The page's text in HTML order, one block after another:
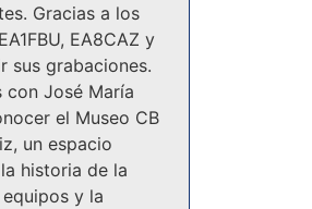
Gracias a los
EA8CAZ y
sus grabaciones.
con José María
el Museo CB
un espacio
historia de la
y la